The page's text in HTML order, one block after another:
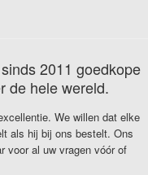
2011 goedkope
de hele wereld.
We willen dat elke
als hij bij ons bestelt. Ons
voor al uw vragen vóór of